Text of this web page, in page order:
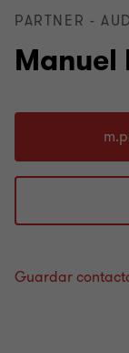
Manuel
PARTNER -
Guardar